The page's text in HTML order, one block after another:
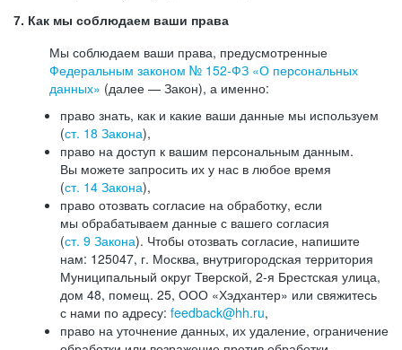
7. Как мы соблюдаем ваши права
Мы соблюдаем ваши права, предусмотренные
Федеральным законом № 152-ФЗ «О персональных
данных» (далее — Закон), а именно:
право знать, как и какие ваши данные мы используем
(ст. 18 Закона),
право на доступ к вашим персональным данным.
Вы можете запросить их у нас в любое время
(ст. 14 Закона),
право отозвать согласие на обработку, если
мы обрабатываем данные с вашего согласия
(ст. 9 Закона). Чтобы отозвать согласие, напишите
нам: 125047, г. Москва, внутригородская территория
Муниципальный округ Тверской, 2-я Брестская улица,
дом 48, помещ. 25, ООО «Хэдхантер» или свяжитесь
с нами по адресу: feedback@hh.ru,
право на уточнение данных, их удаление, ограничение